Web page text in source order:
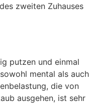
zweiten Zuhauses
putzen und einmal
mental als auch
die von
ausgehen, ist sehr